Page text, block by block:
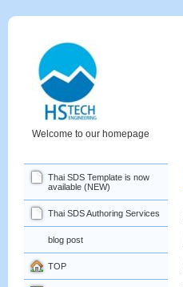
Welcome to our homepage
Thai SDS Template is now
available (NEW)
Thai SDS Authoring Services
blog post
TOP